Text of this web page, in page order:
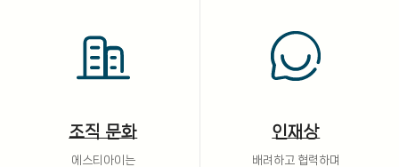
조직 문화
에스티아이는
인재상
배려하고 협력하며